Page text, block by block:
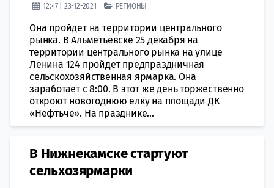
12:47 | 23-12-2021 РЕГИОНЫ
Она пройдет на территории центрального
рынка. В Альметьевске 25 декабря на
территории центрального рынка на улице
Ленина 124 пройдет предпраздничная
сельскохозяйственная ярмарка. Она
заработает с 8:00. В этот же день торжественно
откроют новогоднюю елку на площади ДК
«Нефтьче». На празднике...
В Нижнекамске стартуют
сельхозярмарки